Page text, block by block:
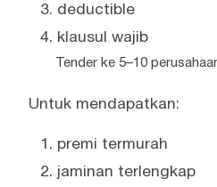
deductible
klausul wajib
Tender ke 5–10
Untuk mendapatkan:
premi termurah
jaminan terlengkap